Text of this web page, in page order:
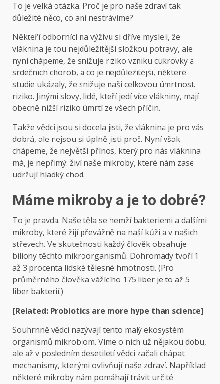
To je velká otázka. Proč je pro naše zdraví tak
důležité něco, co ani nestrávíme?
Někteří odborníci na výživu si dříve mysleli, že
vláknina je tou nejdůležitější složkou potravy, ale
nyní chápeme, že snižuje riziko vzniku cukrovky a
srdečních chorob, a co je nejdůležitější, některé
studie ukázaly, že snižuje naši celkovou úmrtnost.
riziko. Jinými slovy, lidé, kteří jedí více vlákniny, mají
obecně nižší riziko úmrtí ze všech příčin.
Takže vědci jsou si docela jisti, že vláknina je pro vás
dobrá, ale nejsou si úplně jisti proč. Nyní však
chápeme, že největší přínos, který pro nás vláknina
má, je nepřímý: živí naše mikroby, které nám zase
udržují hladký chod.
Máme mikroby a je to dobré?
To je pravda. Naše těla se hemží bakteriemi a dalšími
mikroby, které žijí převážně na naší kůži a v našich
střevech. Ve skutečnosti každý člověk obsahuje
biliony těchto mikroorganismů. Dohromady tvoří 1
až 3 procenta lidské tělesné hmotnosti. (Pro
průměrného člověka vážícího 175 liber je to až 5
liber bakterií.)
[Related: Probiotics are more hype than science]
Souhrnně vědci nazývají tento malý ekosystém
organismů mikrobiom. Víme o nich už nějakou dobu,
ale až v posledním desetiletí vědci začali chápat
mechanismy, kterými ovlivňují naše zdraví. Například
některé mikroby nám pomáhají trávit určité